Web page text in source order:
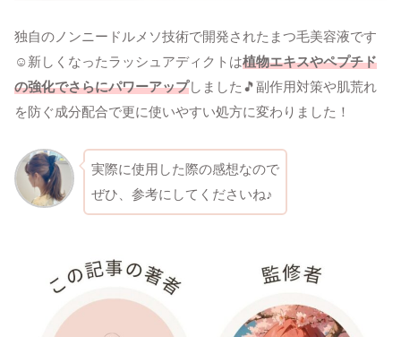
独自のノンニードルメソ技術で開発されたまつ毛美容液です
☺新しくなったラッシュアディクトは植物エキスやペプチド
の強化でさらにパワーアップしました🎵副作用対策や肌荒れ
を防ぐ成分配合で更に使いやすい処方に変わりました！
実際に使用した際の感想なので
ぜひ、参考にしてくださいね♪